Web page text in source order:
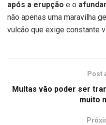
após a erupção e o
não apenas uma maravilha
vulcão que exige constante
Post
Multas vão poder ser
muito